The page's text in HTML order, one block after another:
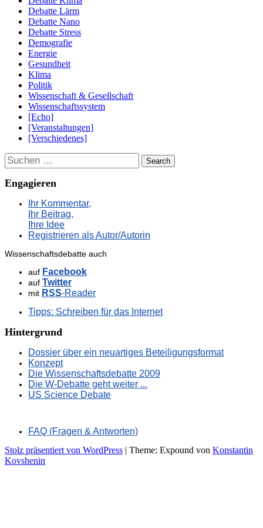
Debatte Lärm
Debatte Nano
Debatte Stress
Demografie
Energie
Gesundheit
Klima
Politik
Wissenschaft & Gesellschaft
Wissenschaftssystem
[Echo]
[Veranstaltungen]
[Verschiedenes]
Suchen
Engagieren
Ihr Kommentar,
Ihr Beitrag,
Ihre Idee
Registrieren als Autor/Autorin
Wissenschaftsdebatte auch
auf Facebook
auf Twitter
mit RSS-Reader
Tipps: Schreiben für das Internet
Hintergrund
Dossier über ein neuartiges Beteiligungsformat
Konzept
Die Wissenschaftsdebatte 2009
Die W-Debatte geht weiter ...
US Science Debate
FAQ (Fragen & Antworten)
Stolz präsentiert von WordPress | Theme: Expound von Konstantin
Kovshenin